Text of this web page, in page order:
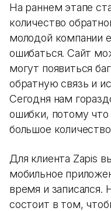
На раннем этапе
количество
молодой компании
ошибаться. Сайт
могут появиться
обратную связь и
Сегодня нам
ошибки, потому что
большое
Для клиента Zapis
мобильное
время и записался.
состоит в том,